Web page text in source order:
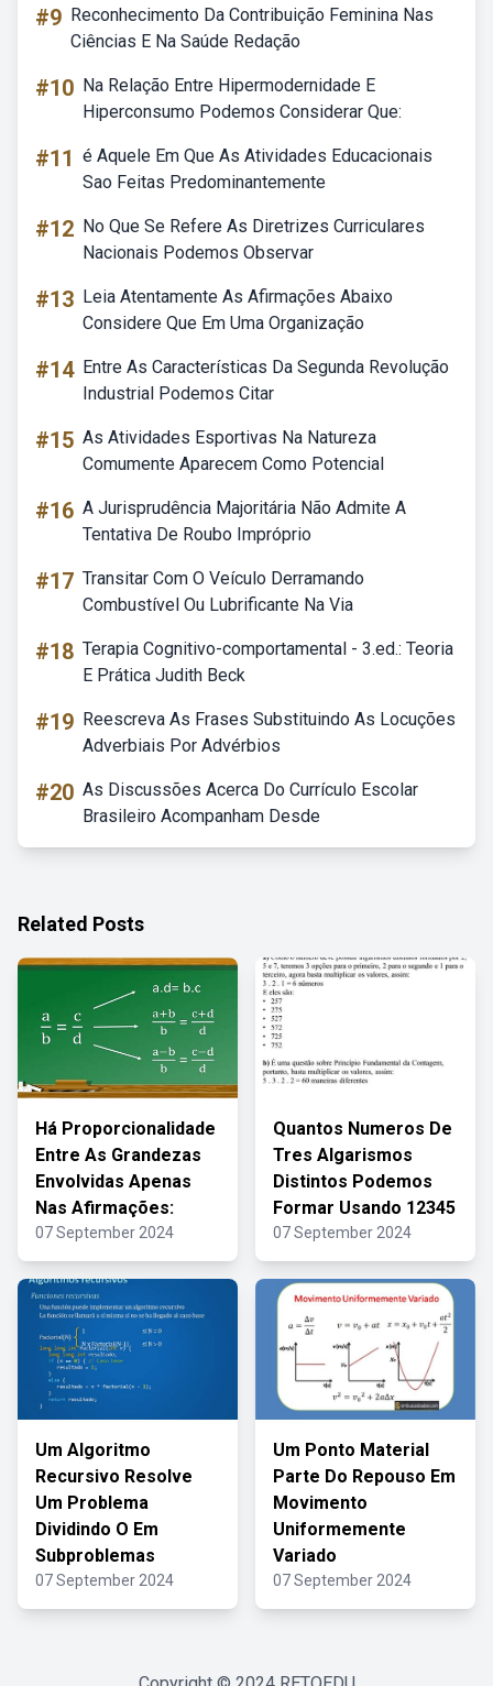
#9 Reconhecimento Da Contribuição Feminina Nas
Ciências E Na Saúde Redação
#10 Na Relação Entre Hipermodernidade E
Hiperconsumo Podemos Considerar Que:
#11 é Aquele Em Que As Atividades Educacionais
Sao Feitas Predominantemente
#12 No Que Se Refere As Diretrizes Curriculares
Nacionais Podemos Observar
#13 Leia Atentamente As Afirmações Abaixo
Considere Que Em Uma Organização
#14 Entre As Características Da Segunda Revolução
Industrial Podemos Citar
#15 As Atividades Esportivas Na Natureza
Comumente Aparecem Como Potencial
#16 A Jurisprudência Majoritária Não Admite A
Tentativa De Roubo Impróprio
#17 Transitar Com O Veículo Derramando
Combustível Ou Lubrificante Na Via
#18 Terapia Cognitivo-comportamental - 3.ed.: Teoria
E Prática Judith Beck
#19 Reescreva As Frases Substituindo As Locuções
Adverbiais Por Advérbios
#20 As Discussões Acerca Do Currículo Escolar
Brasileiro Acompanham Desde
Related Posts
Há Proporcionalidade
Entre As Grandezas
Envolvidas Apenas
Nas Afirmações:
07 September 2024
Quantos Numeros De
Tres Algarismos
Distintos Podemos
Formar Usando 12345
07 September 2024
Um Algoritmo
Recursivo Resolve
Um Problema
Dividindo O Em
Subproblemas
07 September 2024
Um Ponto Material
Parte Do Repouso Em
Movimento
Uniformemente
Variado
07 September 2024